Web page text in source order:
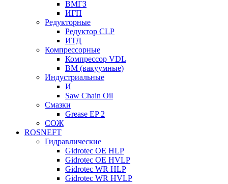
ВМГЗ
ИГП
Редукторные
Редуктор CLP
ИТД
Компрессорные
Компрессор VDL
ВМ (вакуумные)
Индустриальные
И
Saw Chain Oil
Смазки
Grease EP 2
СОЖ
ROSNEFT
Гидравлические
Gidrotec OE HLP
Gidrotec OE HVLP
Gidrotec WR HLP
Gidrotec WR HVLP